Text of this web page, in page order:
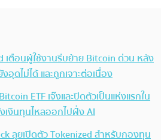
เตือนผู้ใช้งานรีบย้าย Bitcoin ด่วน หลัง
อุดไม่ได้ และถูกเจาะต่อเนื่อง
ETF เจ๊งและปิดตัวเป็นแห่งแรกใน
เงินทุนไหลออกไปฝั่ง AI
ลุยเปิดตัว Tokenized สำหรับกองทุน